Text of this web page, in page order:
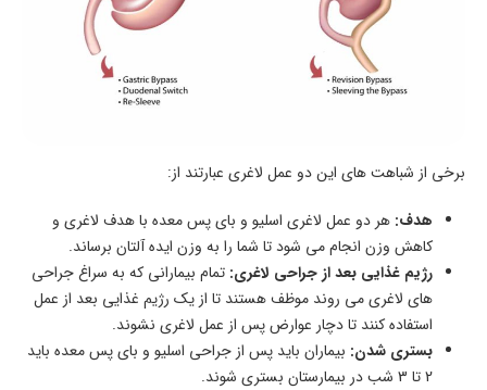
برخی از شباهت های این دو عمل لاغری عبارتند از:
هدف: هر دو عمل لاغری اسلیو و بای پس معده با هدف لاغری و
کاهش وزن انجام می شود تا شما را به وزن ایده آلتان برساند.
رژیم غذایی بعد از جراحی لاغری: تمام بیمارانی که به سراغ جراحی
های لاغری می روند موظف هستند تا از یک رژیم غذایی بعد از عمل
استفاده کنند تا دچار عوارض پس از عمل لاغری نشوند.
بستری شدن: بیماران باید پس از جراحی اسلیو و بای پس معده باید
2 تا 3 شب در بیمارستان بستری شوند.